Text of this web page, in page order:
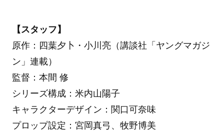
【スタッフ】
原作：四葉夕卜・小川亮（講談社「ヤングマガジ
ン」連載）
監督：本間 修
シリーズ構成：米内山陽子
キャラクターデザイン：関口可奈味
プロップ設定：宮岡真弓、牧野博美